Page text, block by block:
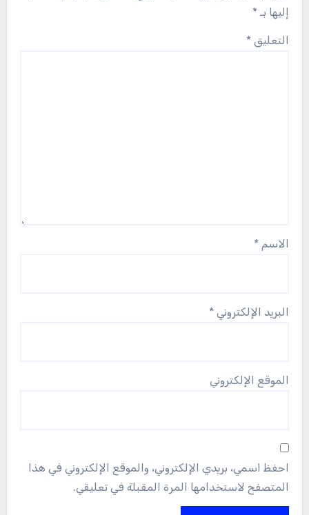
إليها بـ *
التعليق *
الاسم *
البريد الإلكتروني *
الموقع الإلكتروني
احفظ اسمي، بريدي الإلكتروني، والموقع الإلكتروني في هذا
المتصفح لاستخدامها المرة المقبلة في تعليقي.